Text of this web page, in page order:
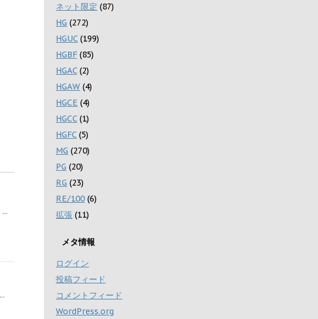
ネット限定 (87)
HG (272)
HGUC (199)
HGBF (85)
HGAC (2)
HGAW (4)
HGCE (4)
HGCC (1)
HGFC (5)
MG (270)
PG (20)
RG (23)
RE/100 (6)
拡張 (11)
メタ情報
ログイン
投稿フィード
コメントフィード
WordPress.org